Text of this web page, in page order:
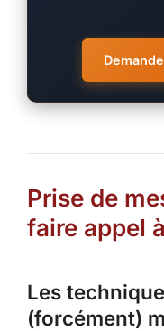
Prise de
faire appel
Les
(forcément)